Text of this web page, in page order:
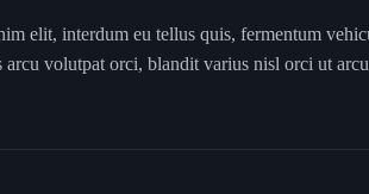
elit, interdum eu tellus quis, fermentum
arcu volutpat orci, blandit varius nisl orci ut